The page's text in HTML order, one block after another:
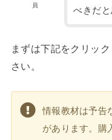
員
べきだと
まずは下記をクリッ
さい。
情報教材は予告
があります。購